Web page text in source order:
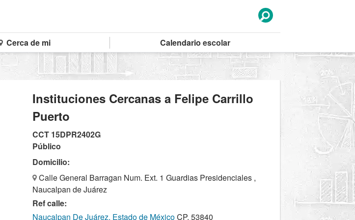
Cerca de mi Calendario escolar
Instituciones Cercanas a Felipe Carrillo
Puerto
CCT 15DPR2402G
Público
Domicilio:
Calle General Barragan Num. Ext. 1 Guardias Presidenciales ,
Naucalpan de Juárez
Ref calle:
Naucalpan De Juárez, Estado de MéxicoCP. 53840